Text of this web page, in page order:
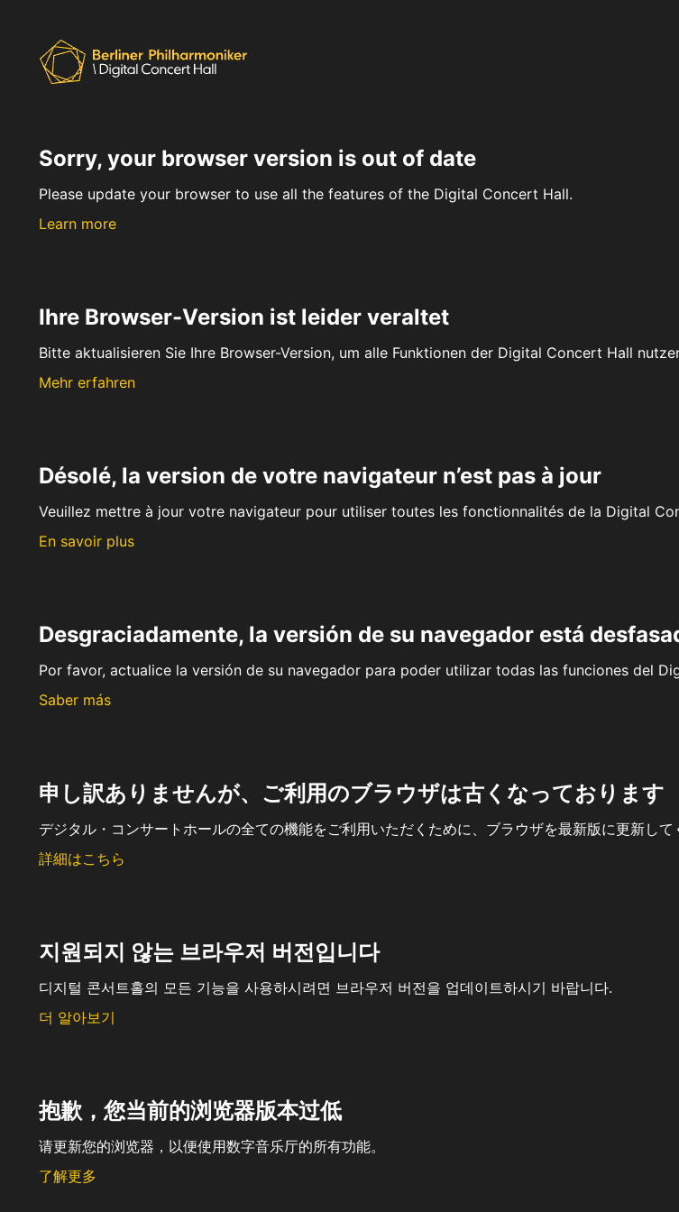
Sorry, your browser version is out of date
Please update your browser to use all the features of the Digital Concert Hall.
Learn more
Ihre Browser-Version ist leider veraltet
Bitte aktualisieren Sie Ihre Browser-Version, um alle Funktionen der Digital Concert Hall
Mehr erfahren
Désolé, la version de votre navigateur n’est pas à jour
Veuillez mettre à jour votre navigateur pour utiliser toutes les fonctionnalités de la Digital
En savoir plus
Desgraciadamente, la versión de su navegador está
Por favor, actualice la versión de su navegador para poder utilizar todas las funciones del
Saber más
申し訳ありませんが、ご利用のブラウザは古くなっております
デジタル・コンサートホールの全ての機能をご利用いただくために、ブラウザを最新版に更新して
詳細はこちら
지원되지 않는 브라우저 버전입니다
디지털 콘서트홀의 모든 기능을 사용하시려면 브라우저 버전을 업데이트하시기 바랍니다.
더 알아보기
抱歉，您当前的浏览器版本过低
请更新您的浏览器，以便使用数字音乐厅的所有功能。
了解更多